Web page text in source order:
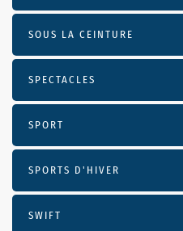
SOUS LA CEINTURE
SPECTACLES
SPORT
SPORTS D'HIVER
SWIFT